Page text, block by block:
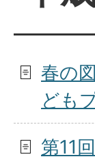
春の
ども
第11